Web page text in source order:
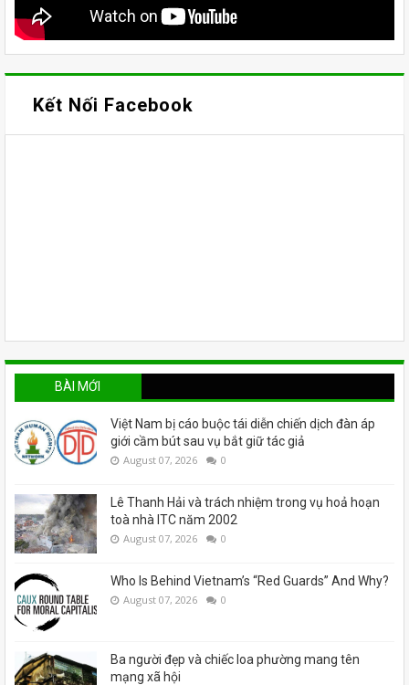
Kết Nối Facebook
BÀI MỚI
Việt Nam bị cáo buộc tái diễn chiến dịch đàn áp
giới cầm bút sau vụ bắt giữ tác giả
August 07, 2026 0
Lê Thanh Hải và trách nhiệm trong vụ hoả hoạn
toà nhà ITC năm 2002
August 07, 2026 0
Who Is Behind Vietnam’s “Red Guards” And Why?
August 07, 2026 0
Ba người đẹp và chiếc loa phường mang tên
mạng xã hội